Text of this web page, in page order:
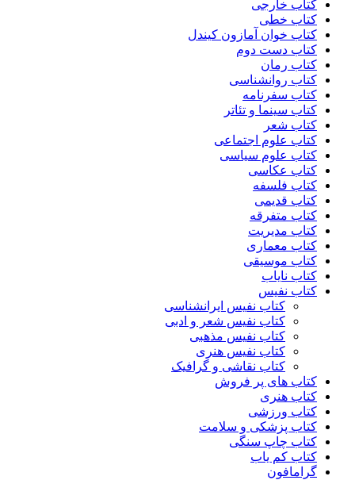
کتاب خارجی
کتاب خطی
کتاب خوان آمازون کیندل
کتاب دست دوم
کتاب رمان
کتاب روانشناسی
کتاب سفرنامه
کتاب سینما و تئاتر
کتاب شعر
کتاب علوم اجتماعی
کتاب علوم سیاسی
کتاب عکاسی
کتاب فلسفه
کتاب قدیمی
کتاب متفرقه
کتاب مدیریت
کتاب معماری
کتاب موسیقی
کتاب نایاب
کتاب نفیس
کتاب نفیس ایرانشناسی
کتاب نفیس شعر و ادبی
کتاب نفیس مذهبی
کتاب نفیس هنری
کتاب نقاشی و گرافیک
کتاب های پر فروش
کتاب هنری
کتاب ورزشی
کتاب پزشکی و سلامت
کتاب چاپ سنگی
کتاب کم یاب
گرامافون